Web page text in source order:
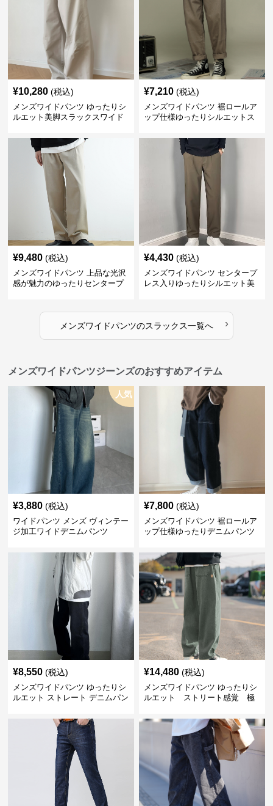
¥10,280 (税込)
メンズワイドパンツ ゆったりシ
ルエット美脚スラックスワイド
¥7,210 (税込)
メンズワイドパンツ 裾ロールア
ップ仕様ゆったりシルエットス
¥9,480 (税込)
メンズワイドパンツ 上品な光沢
感が魅力のゆったりセンタープ
¥4,430 (税込)
メンズワイドパンツ センタープ
レス入りゆったりシルエット美
メンズワイドパンツのスラックス一覧へ ›
メンズワイドパンツジーンズのおすすめアイテム
人気
¥3,880 (税込)
ワイドパンツ メンズ ヴィンテー
ジ加工ワイドデニムパンツ
¥7,800 (税込)
メンズワイドパンツ 裾ロールア
ップ仕様ゆったりデニムパンツ
¥8,550 (税込)
メンズワイドパンツ ゆったりシ
ルエット ストレート デニムパン
¥14,480 (税込)
メンズワイドパンツ ゆったりシ
ルエット ストリート感覚 極